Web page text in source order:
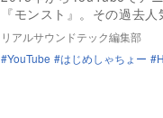
『モンスト』。その過去
リアルサウンドテック編集部
YouTube
はじめしゃちょー